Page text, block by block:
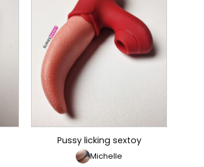
Pussy licking sextoy
Michelle